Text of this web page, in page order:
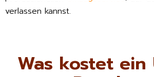
verlassen kannst.
Was kostet ein